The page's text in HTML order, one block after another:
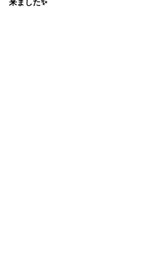
来ました✨